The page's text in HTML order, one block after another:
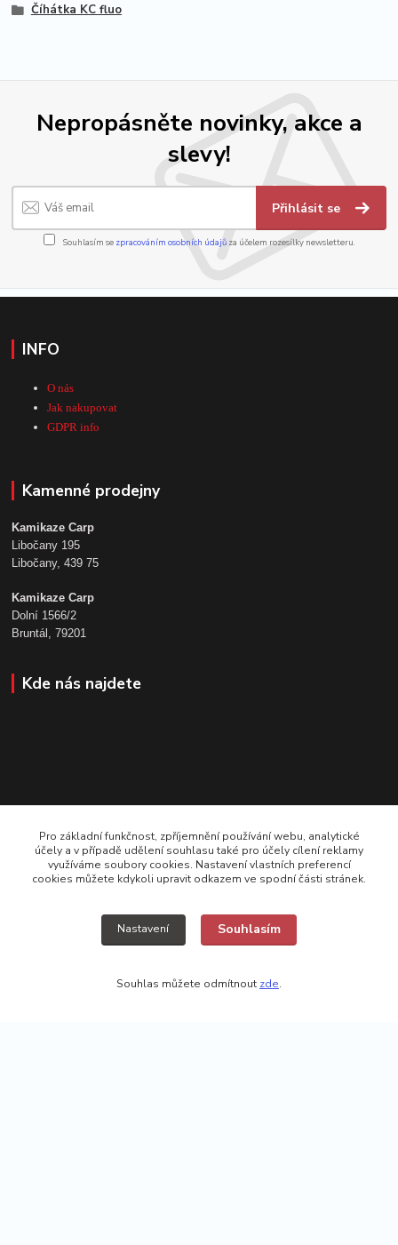
Číhátka KC fluo
Nepropásněte novinky, akce a
slevy!
Přihlásit se
Souhlasím se zpracováním osobních údajůza účelem rozesílky newsletteru.
INFO
O nás
Jak nakupovat
GDPR info
Kamenné prodejny
Kamikaze Carp
Libočany 195
Libočany, 439 75
Kamikaze Carp
Dolní 1566/2
Bruntál, 79201
Kde nás najdete
Pro základní funkčnost, zpříjemnění používání webu, analytické
účely a v případě udělení souhlasu také pro účely cílení reklamy
využíváme soubory cookies. Nastavení vlastních preferencí
cookies můžete kdykoli upravit odkazem ve spodní části stránek.
Nastavení Souhlasím
Souhlas můžete odmítnout zde.